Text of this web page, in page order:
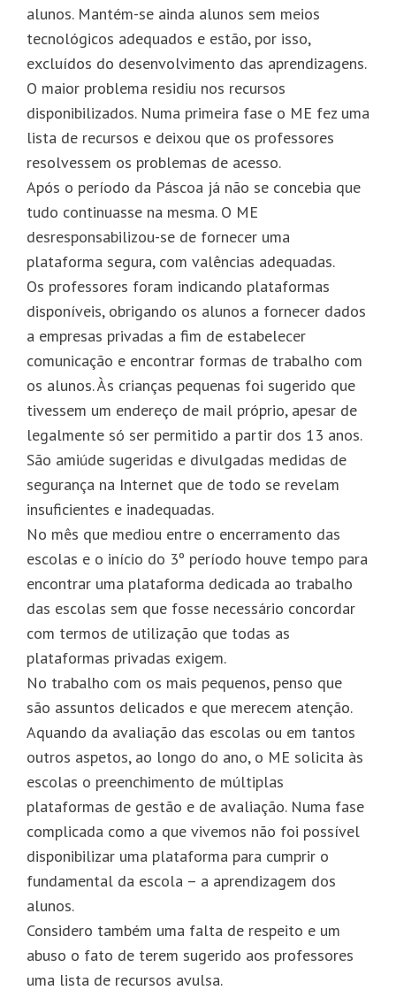
alunos. Mantém-se ainda alunos sem meios
tecnológicos adequados e estão, por isso,
excluídos do desenvolvimento das aprendizagens.
O maior problema residiu nos recursos
disponibilizados. Numa primeira fase o ME fez uma
lista de recursos e deixou que os professores
resolvessem os problemas de acesso.
Após o período da Páscoa já não se concebia que
tudo continuasse na mesma. O ME
desresponsabilizou-se de fornecer uma
plataforma segura, com valências adequadas.
Os professores foram indicando plataformas
disponíveis, obrigando os alunos a fornecer dados
a empresas privadas a fim de estabelecer
comunicação e encontrar formas de trabalho com
os alunos. Às crianças pequenas foi sugerido que
tivessem um endereço de mail próprio, apesar de
legalmente só ser permitido a partir dos 13 anos.
São amiúde sugeridas e divulgadas medidas de
segurança na Internet que de todo se revelam
insuficientes e inadequadas.
No mês que mediou entre o encerramento das
escolas e o início do 3º período houve tempo para
encontrar uma plataforma dedicada ao trabalho
das escolas sem que fosse necessário concordar
com termos de utilização que todas as
plataformas privadas exigem.
No trabalho com os mais pequenos, penso que
são assuntos delicados e que merecem atenção.
Aquando da avaliação das escolas ou em tantos
outros aspetos, ao longo do ano, o ME solicita às
escolas o preenchimento de múltiplas
plataformas de gestão e de avaliação. Numa fase
complicada como a que vivemos não foi possível
disponibilizar uma plataforma para cumprir o
fundamental da escola – a aprendizagem dos
alunos.
Considero também uma falta de respeito e um
abuso o fato de terem sugerido aos professores
uma lista de recursos avulsa.